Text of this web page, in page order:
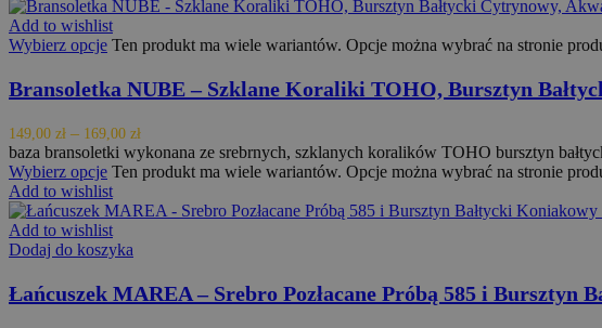
Add to wishlist
Wybierz opcje Ten produkt ma wiele wariantów. Opcje można wybrać na stronie
Bransoletka NUBE – Szklane Koraliki TOHO, Bursztyn
149,00 zł – 169,00 zł
baza bransoletki wykonana ze srebrnych, szklanych koralików TOHO bursztyn
Wybierz opcje Ten produkt ma wiele wariantów. Opcje można wybrać na stronie
Add to wishlist
Add to wishlist
Dodaj do koszyka
Łańcuszek MAREA – Srebro Pozłacane Próbą 585 i Bursztyn
Nazwa
Provider /
Domena
Okres
przechowywania
Inc.
.orodebaltica.pl
Nazwa Provider /